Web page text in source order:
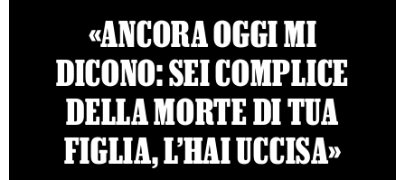
«ANCORA OGGI MI
DICONO: SEI COMPLICE
DELLA MORTE DI TUA
FIGLIA, L’HAI UCCISA»